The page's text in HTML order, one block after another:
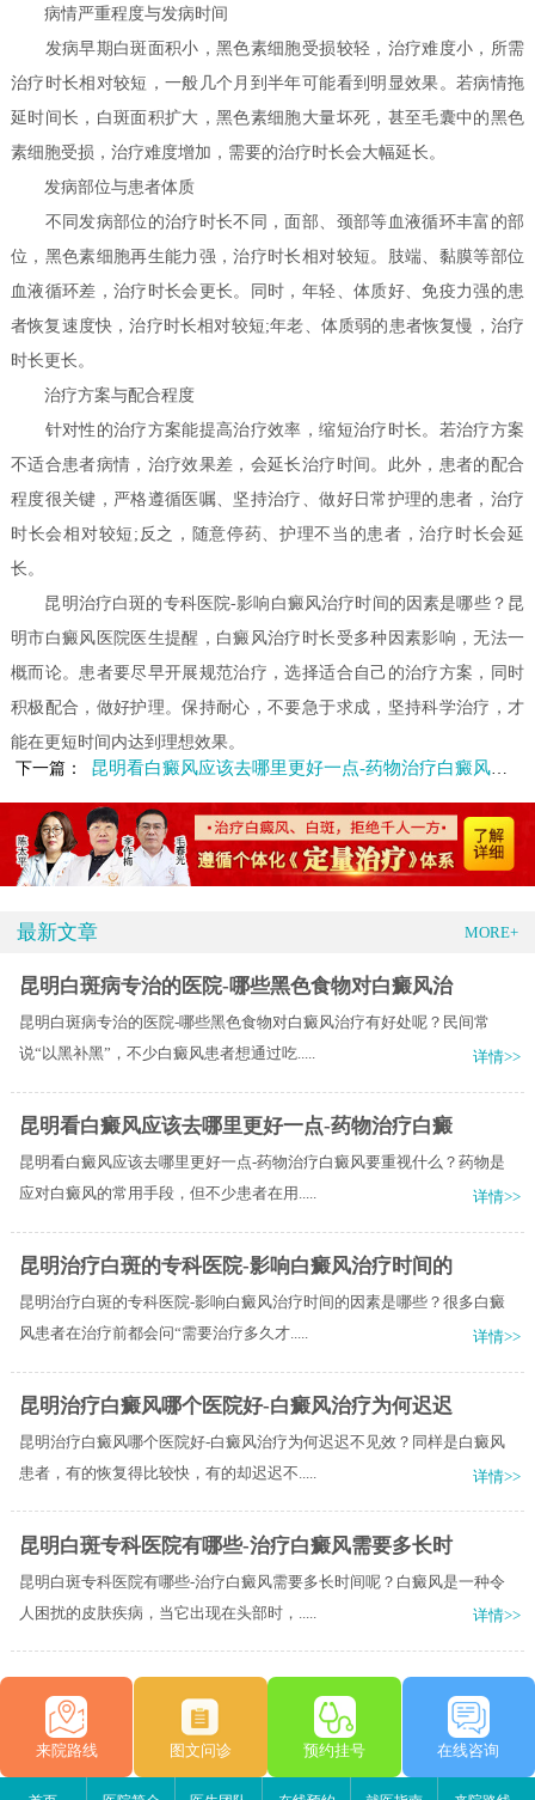
病情严重程度与发病时间
发病早期白斑面积小，黑色素细胞受损较轻，治疗难度小，所需
治疗时长相对较短，一般几个月到半年可能看到明显效果。若病情拖
延时间长，白斑面积扩大，黑色素细胞大量坏死，甚至毛囊中的黑色
素细胞受损，治疗难度增加，需要的治疗时长会大幅延长。
发病部位与患者体质
不同发病部位的治疗时长不同，面部、颈部等血液循环丰富的部
位，黑色素细胞再生能力强，治疗时长相对较短。肢端、黏膜等部位
血液循环差，治疗时长会更长。同时，年轻、体质好、免疫力强的患
者恢复速度快，治疗时长相对较短;年老、体质弱的患者恢复慢，治疗
时长更长。
治疗方案与配合程度
针对性的治疗方案能提高治疗效率，缩短治疗时长。若治疗方案
不适合患者病情，治疗效果差，会延长治疗时间。此外，患者的配合
程度很关键，严格遵循医嘱、坚持治疗、做好日常护理的患者，治疗
时长会相对较短;反之，随意停药、护理不当的患者，治疗时长会延
长。
昆明治疗白斑的专科医院-影响白癜风治疗时间的因素是哪些？昆
明市白癜风医院医生提醒，白癜风治疗时长受多种因素影响，无法一
概而论。患者要尽早开展规范治疗，选择适合自己的治疗方案，同时
积极配合，做好护理。保持耐心，不要急于求成，坚持科学治疗，才
能在更短时间内达到理想效果。
下一篇：
昆明看白癜风应该去哪里更好一点-药物治疗白癜风要重视什么
最新文章 MORE+
昆明白斑病专治的医院-哪些黑色食物对白癜风治
昆明白斑病专治的医院-哪些黑色食物对白癜风治疗有好处呢？民间常
说“以黑补黑”，不少白癜风患者想通过吃.....
详情>>
昆明看白癜风应该去哪里更好一点-药物治疗白癜
昆明看白癜风应该去哪里更好一点-药物治疗白癜风要重视什么？药物是
应对白癜风的常用手段，但不少患者在用.....
详情>>
昆明治疗白斑的专科医院-影响白癜风治疗时间的
昆明治疗白斑的专科医院-影响白癜风治疗时间的因素是哪些？很多白癜
风患者在治疗前都会问“需要治疗多久才.....
详情>>
昆明治疗白癜风哪个医院好-白癜风治疗为何迟迟
昆明治疗白癜风哪个医院好-白癜风治疗为何迟迟不见效？同样是白癜风
患者，有的恢复得比较快，有的却迟迟不.....
详情>>
昆明白斑专科医院有哪些-治疗白癜风需要多长时
昆明白斑专科医院有哪些-治疗白癜风需要多长时间呢？白癜风是一种令
人困扰的皮肤疾病，当它出现在头部时，.....
详情>>
来院路线 图文问诊 预约挂号 在线咨询